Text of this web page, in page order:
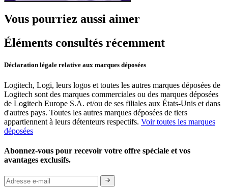
Vous pourriez aussi aimer
Éléments consultés récemment
Déclaration légale relative aux marques déposées
Logitech, Logi, leurs logos et toutes les autres marques déposées de
Logitech sont des marques commerciales ou des marques déposées
de Logitech Europe S.A. et/ou de ses filiales aux États-Unis et dans
d'autres pays. Toutes les autres marques déposées de tiers
appartiennent à leurs détenteurs respectifs. Voir toutes les marques
déposées
Abonnez-vous pour recevoir votre offre spéciale et vos
avantages exclusifs.